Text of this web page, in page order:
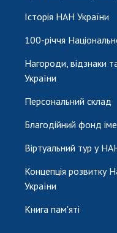
Історія НАН України
100-річчя
Нагороди, відзнаки
України
Персональний склад
Благодійний фонд
Віртуальний тур у
Концепція розвитку
України
Книга пам'яті